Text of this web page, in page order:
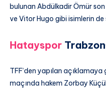
bulunan Abdülkadir Ömür
ve Vitor Hugo gibi isimlerin de
Hatayspor
TFF’den yapılan
maçında hakem Zorbay